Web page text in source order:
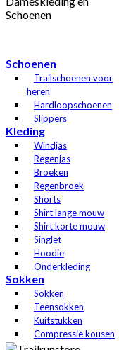
Schoenen
Trailschoenen voor
heren
Hardloopschoenen
Slippers
Kleding
Windjas
Regenjas
Broeken
Regenbroek
Shorts
Shirt lange mouw
Shirt korte mouw
Singlet
Hoodie
Onderkleding
Sokken
Sokken
Teensokken
Kuitstukken
Compressie kousen